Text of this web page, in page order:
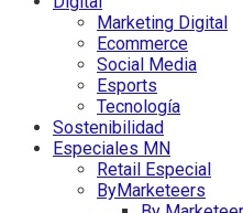
Marketing Digital
Ecommerce
Social Media
Esports
Tecnología
Sostenibilidad
Especiales MN
Retail Especial
ByMarketeers